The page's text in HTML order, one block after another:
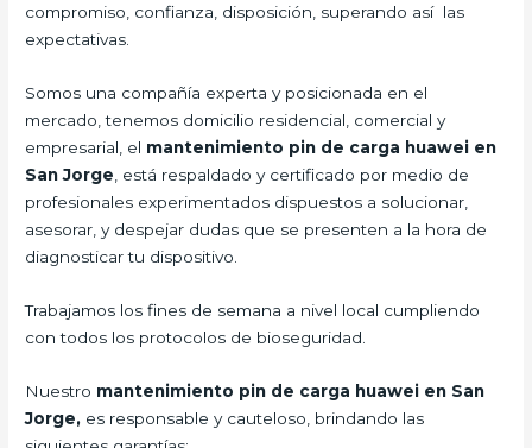
compromiso, confianza, disposición, superando así las
expectativas.
Somos una compañía experta y posicionada en el
mercado, tenemos domicilio residencial, comercial y
empresarial, el mantenimiento pin de carga huawei en
San Jorge , está respaldado y certificado por medio de
profesionales experimentados dispuestos a solucionar,
asesorar, y despejar dudas que se presenten a la hora de
diagnosticar tu dispositivo.
Trabajamos los fines de semana a nivel local cumpliendo
con todos los protocolos de bioseguridad.
Nuestro mantenimiento pin de carga huawei en San
Jorge, es responsable y cauteloso, brindando las